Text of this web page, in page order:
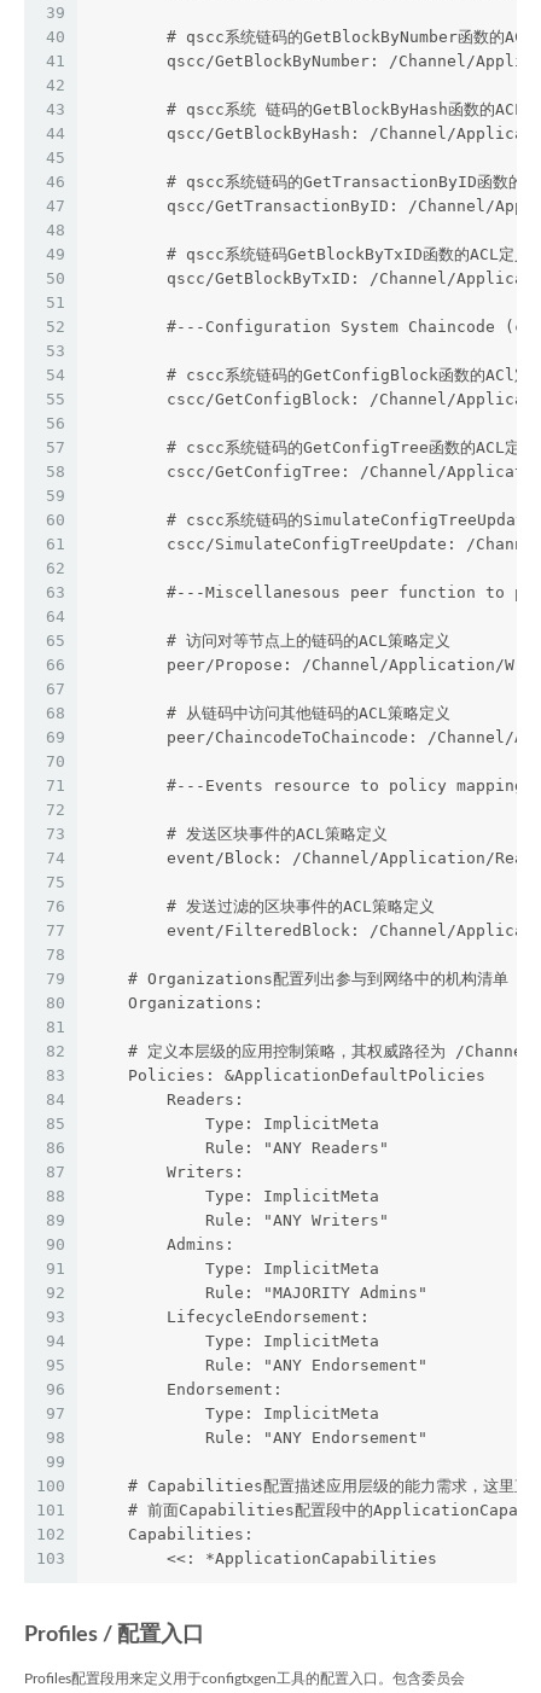
39
40
41
42
43
44
45
46
47
48
49
50
51
52
53
54
55
56
57
58
59
60
61
62
63
64
65
66
67
68
69
70
71
72
73
74
75
76
77
78
79
80
81
82
83
84
85
86
87
88
89
90
91
92
93
94
95
96
97
98
99
100
101
102
103
# qscc系统链码的GetBlockByNumber函数的ACL
qscc/GetBlockByNumber: /Channel/
# qscc系统 链码的GetBlockByHash函数的ACL定
qscc/GetBlockByHash: /Channel/
# qscc系统链码的GetTransactionByID函数的
qscc/GetTransactionByID: /Channel/
        # qscc系统链码GetBlockByTxID函数的ACL定义
qscc/GetBlockByTxID: /Channel/
#---Configuration System Chaincode
# cscc系统链码的GetConfigBlock函数的ACl定
cscc/GetConfigBlock: /Channel/
        # cscc系统链码的GetConfigTree函数的ACL定义
cscc/GetConfigTree: /Channel/
# cscc系统链码的SimulateConfigTreeUpdate
cscc/SimulateConfigTreeUpdate: /
#---Miscellanesous peer function to
        # 访问对等节点上的链码的ACL策略定义
peer/Propose: /Channel/Application/
        # 从链码中访问其他链码的ACL策略定义
peer/ChaincodeToChaincode: /Channel/
#---Events resource to policy mapping
        # 发送区块事件的ACL策略定义
event/Block: /Channel/Application/
        # 发送过滤的区块事件的ACL策略定义
event/FilteredBlock: /Channel/
    # Organizations配置列出参与到网络中的机构清单
    Organizations:
# 定义本层级的应用控制策略，其权威路径为 /
    Policies: &ApplicationDefaultPolicies
        Readers:
            Type: ImplicitMeta
            Rule: "ANY Readers"
        Writers:
            Type: ImplicitMeta
            Rule: "ANY Writers"
        Admins:
            Type: ImplicitMeta
            Rule: "MAJORITY Admins"
        LifecycleEndorsement:
            Type: ImplicitMeta
            Rule: "ANY Endorsement"
        Endorsement:
            Type: ImplicitMeta
            Rule: "ANY Endorsement"
# Capabilities配置描述应用层级的能力需求，这里直
# 前面Capabilities配置段中的
    Capabilities:
        <<: *ApplicationCapabilities
Profiles / 配置入口
Profiles配置段用来定义用于configtxgen工具的配置入口。包含委员会